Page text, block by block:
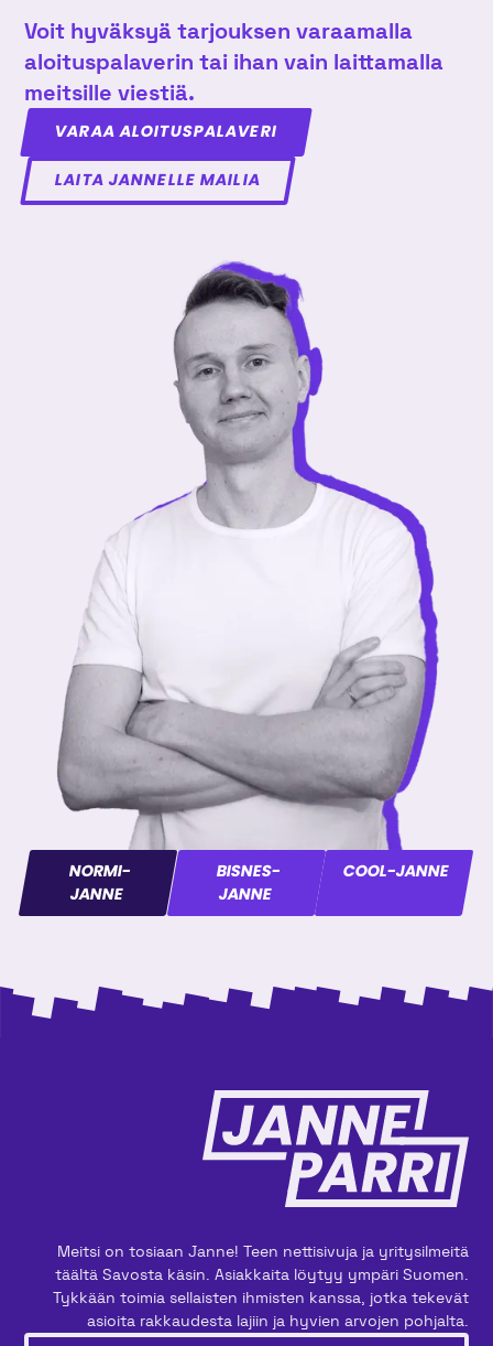
Voit hyväksyä tarjouksen varaamalla
aloituspalaverin tai ihan vain laittamalla
meitsille viestiä.
VARAA ALOITUSPALAVERI
LAITA JANNELLE MAILIA
NORMI-
JANNE
BISNES-
JANNE
COOL-JANNE
Meitsi on tosiaan Janne! Teen nettisivuja ja yritysilmeitä
täältä Savosta käsin. Asiakkaita löytyy ympäri Suomen.
Tykkään toimia sellaisten ihmisten kanssa, jotka tekevät
asioita rakkaudesta lajiin ja hyvien arvojen pohjalta.